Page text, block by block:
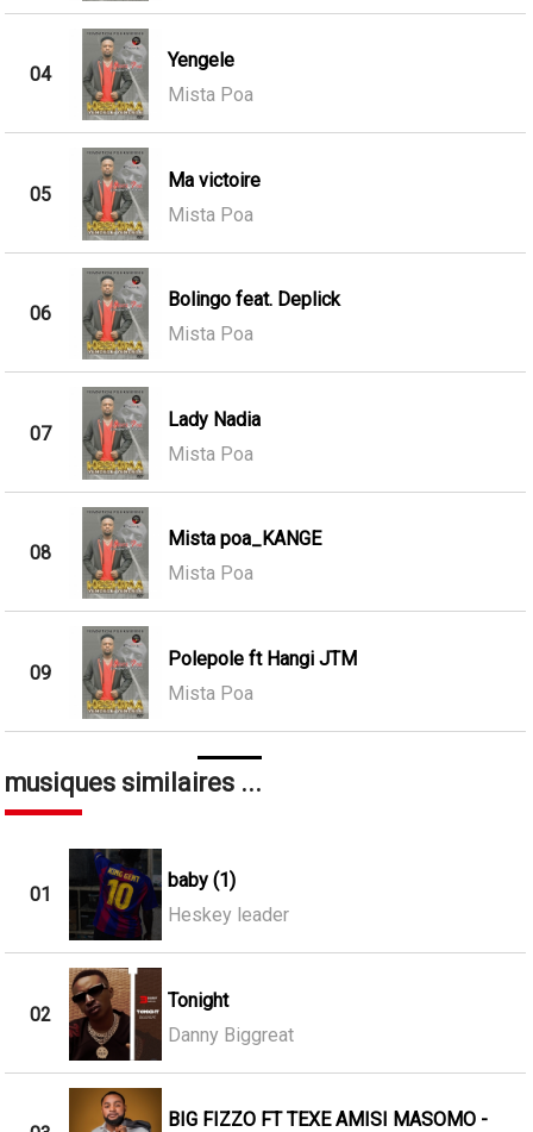
04
Yengele
Mista Poa
05
Ma victoire
Mista Poa
06
Bolingo feat. Deplick
Mista Poa
07
Lady Nadia
Mista Poa
08
Mista poa_KANGE
Mista Poa
09
Polepole ft Hangi JTM
Mista Poa
musiques similaires ...
01
baby (1)
Heskey leader
02
Tonight
Danny Biggreat
BIG FIZZO FT TEXE AMISI MASOMO -